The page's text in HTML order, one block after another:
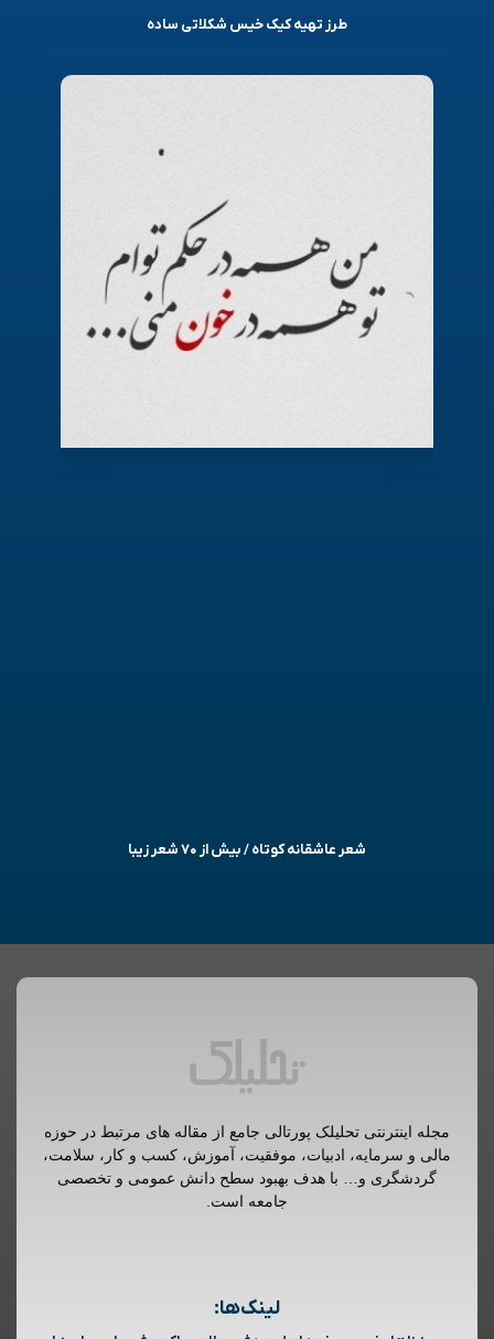
طرز تهیه کیک خیس شکلاتی ساده
شعر عاشقانه کوتاه / بیش از ۷۰ شعر زیبا
مجله اینترنتی تحلیلک پورتالی جامع از مقاله های مرتبط در حوزه
مالی و سرمایه، ادبیات، موفقیت، آموزش، کسب و کار، سلامت،
گردشگری و… با هدف بهبود سطح دانش عمومی و تخصصی
جامعه است.
لینک‌ها: